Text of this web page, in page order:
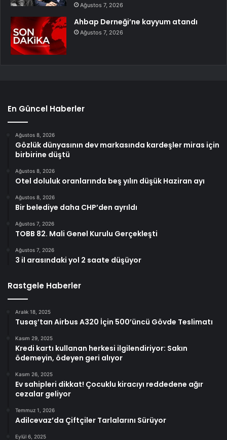
Ağustos 7, 2026
Ahbap Derneği’ne kayyum atandı
Ağustos 7, 2026
En Güncel Haberler
Ağustos 8, 2026
Gözlük dünyasının dev markasında kardeşler miras için
birbirine düştü
Ağustos 8, 2026
Otel doluluk oranlarında beş yılın düşük Haziran ayı
Ağustos 8, 2026
Bir belediye daha CHP’den ayrıldı
Ağustos 7, 2026
TOBB 82. Mali Genel Kurulu Gerçekleşti
Ağustos 7, 2026
3 il arasındaki yol 2 saate düşüyor
Rastgele Haberler
Aralık 18, 2025
Tusaş’tan Airbus A320 İçin 500’üncü Gövde Teslimatı
Kasım 29, 2025
Kredi kartı kullanan herkesi ilgilendiriyor: Sakın
ödemeyin, ödeyen geri alıyor
Kasım 26, 2025
Ev sahipleri dikkat! Çocuklu kiracıyı reddedene ağır
cezalar geliyor
Temmuz 1, 2026
Adilcevaz’da Çiftçiler Tarlalarını Sürüyor
Eylül 6, 2025